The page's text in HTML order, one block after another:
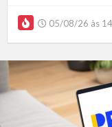
05/08/26 às